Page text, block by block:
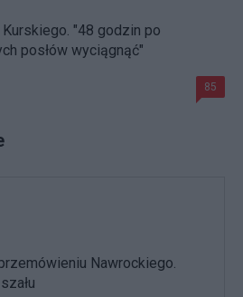
"48 godzin po
posłów wyciągnąć"
85
Nawrockiego.